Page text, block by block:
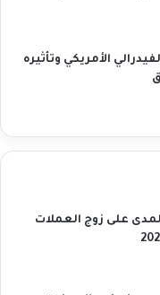
الأمريكي وتأثيره
على زوج العملات